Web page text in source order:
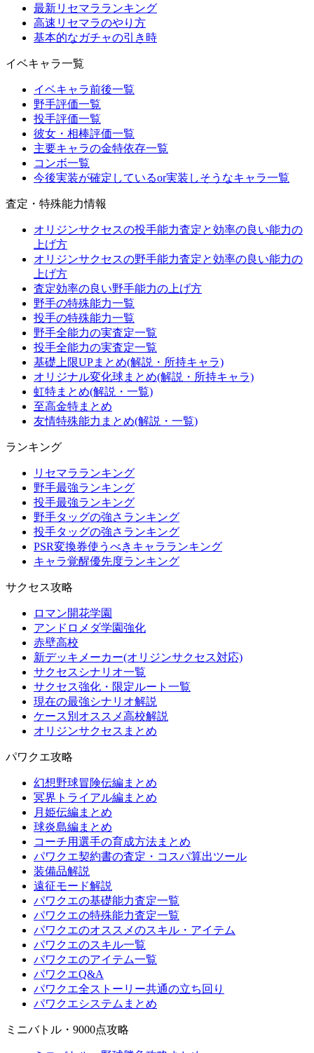
最新リセマラランキング
高速リセマラのやり方
基本的なガチャの引き時
イベキャラ一覧
イベキャラ前後一覧
野手評価一覧
投手評価一覧
彼女・相棒評価一覧
主要キャラの金特依存一覧
コンボ一覧
今後実装が確定しているor実装しそうなキャラ一覧
査定・特殊能力情報
オリジンサクセスの投手能力査定と効率の良い能力の
上げ方
オリジンサクセスの野手能力査定と効率の良い能力の
上げ方
査定効率の良い野手能力の上げ方
野手の特殊能力一覧
投手の特殊能力一覧
野手全能力の実査定一覧
投手全能力の実査定一覧
基礎上限UPまとめ(解説・所持キャラ)
オリジナル変化球まとめ(解説・所持キャラ)
虹特まとめ(解説・一覧)
至高金特まとめ
友情特殊能力まとめ(解説・一覧)
ランキング
リセマラランキング
野手最強ランキング
投手最強ランキング
野手タッグの強さランキング
投手タッグの強さランキング
PSR変換券使うべきキャラランキング
キャラ覚醒優先度ランキング
サクセス攻略
ロマン開花学園
アンドロメダ学園強化
赤壁高校
新デッキメーカー(オリジンサクセス対応)
サクセスシナリオ一覧
サクセス強化・限定ルート一覧
現在の最強シナリオ解説
ケース別オススメ高校解説
オリジンサクセスまとめ
パワクエ攻略
幻想野球冒険伝編まとめ
冥界トライアル編まとめ
月姫伝編まとめ
球炎島編まとめ
コーチ用選手の育成方法まとめ
パワクエ契約書の査定・コスパ算出ツール
装備品解説
遠征モード解説
パワクエの基礎能力査定一覧
パワクエの特殊能力査定一覧
パワクエのオススメのスキル・アイテム
パワクエのスキル一覧
パワクエのアイテム一覧
パワクエQ&A
パワクエ全ストーリー共通の立ち回り
パワクエシステムまとめ
ミニバトル・9000点攻略